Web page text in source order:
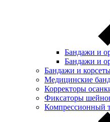
Бандажи и
Бандажи и
Бандажи и
Медицинские
Корректоры
Фиксаторы
Компрессионный